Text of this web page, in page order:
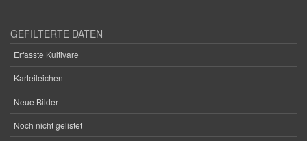
GEFILTERTE DATEN
Erfasste Kultivare
Karteileichen
Neue Bilder
Noch nicht gelistet